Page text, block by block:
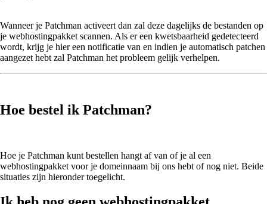
Wanneer je Patchman activeert dan zal deze dagelijks de bestanden op
je webhostingpakket scannen. Als er een kwetsbaarheid gedetecteerd
wordt, krijg je hier een notificatie van en indien je automatisch patchen
aangezet hebt zal Patchman het probleem gelijk verhelpen.
Hoe bestel ik Patchman?
Hoe je Patchman kunt bestellen hangt af van of je al een
webhostingpakket voor je domeinnaam bij ons hebt of nog niet. Beide
situaties zijn hieronder toegelicht.